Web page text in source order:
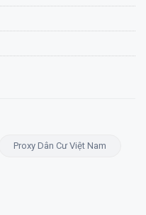
Proxy Dân Cư Việt Nam